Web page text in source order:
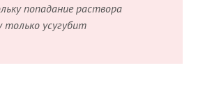
попадание раствора
только усугубит